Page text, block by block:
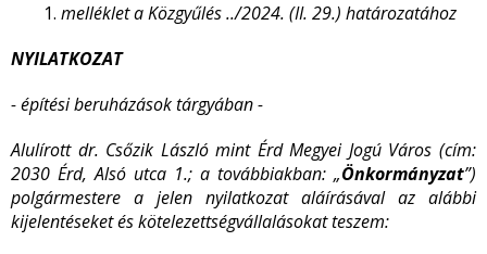
melléklet a Közgyűlés ../2024. (II. 29.) határozatához
NYILATKOZAT
- építési beruházások tárgyában -
Alulírott dr. Csőzik László mint Érd Megyei Jogú Város (cím:
2030 Érd, Alsó utca 1.; a továbbiakban: „Önkormányzat”)
polgármestere a jelen nyilatkozat aláírásával az alábbi
kijelentéseket és kötelezettségvállalásokat teszem: